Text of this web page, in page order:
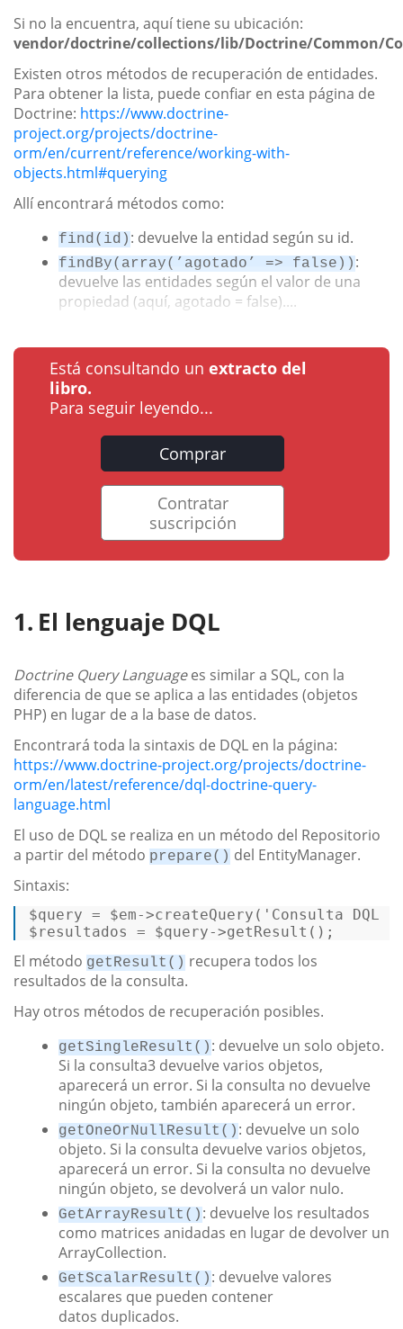
Si no la encuentra, aquí tiene su ubicación:
vendor/doctrine/collections/lib/Doctrine/Common/
Existen otros métodos de recuperación de entidades.
Para obtener la lista, puede confiar en esta página de
Doctrine: https://www.doctrine-
project.org/projects/doctrine-
orm/en/current/reference/working-with-
objects.html#querying
Allí encontrará métodos como:
find(id) : devuelve la entidad según su id.
findBy(array(’agotado’ => false)) :
devuelve las entidades según el valor de una
propiedad (aquí, agotado = false)....
Está consultando un extracto del
libro.
Para seguir leyendo...
Comprar
Contratar
suscripción
El lenguaje DQL
Doctrine Query Languagees similar a SQL, con la
diferencia de que se aplica a las entidades (objetos
PHP) en lugar de a la base de datos.
Encontrará toda la sintaxis de DQL en la página:
https://www.doctrine-project.org/projects/doctrine-
orm/en/latest/reference/dql-doctrine-query-
language.html
El uso de DQL se realiza en un método del Repositorio
a partir del método prepare() del EntityManager.
Sintaxis:
$query = $em->createQuery( 'Consulta DQL '
$resultados
= $query->getResult();
El método getResult() recupera todos los
resultados de la consulta.
Hay otros métodos de recuperación posibles.
getSingleResult() : devuelve un solo objeto.
Si la consulta3 devuelve varios objetos,
aparecerá un error. Si la consulta no devuelve
ningún objeto, también aparecerá un error.
getOneOrNullResult() : devuelve un solo
objeto. Si la consulta devuelve varios objetos,
aparecerá un error. Si la consulta no devuelve
ningún objeto, se devolverá un valor nulo.
GetArrayResult() : devuelve los resultados
como matrices anidadas en lugar de devolver un
ArrayCollection.
GetScalarResult() : devuelve valores
escalares que pueden contener
datos duplicados.